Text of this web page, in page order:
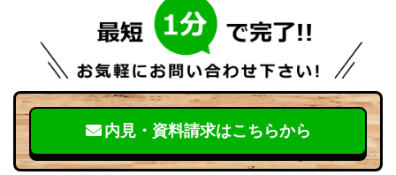
内見・資料請求はこちらから